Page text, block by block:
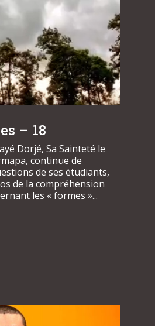
– 18
Dorjé, Sa Sainteté le
continue de
de ses étudiants,
de la compréhension
les « formes »...